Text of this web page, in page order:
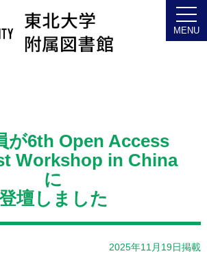
が6th Open Access
Workshop in China
に
壇しました
2025年11月19日掲載